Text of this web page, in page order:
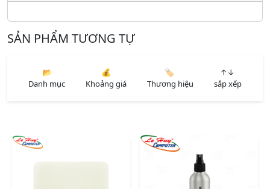
SẢN PHẨM TƯƠNG TỰ
📂
Danh mục
💰
Khoảng giá
🏷️
Thương hiệu
↑↓
sắp xếp